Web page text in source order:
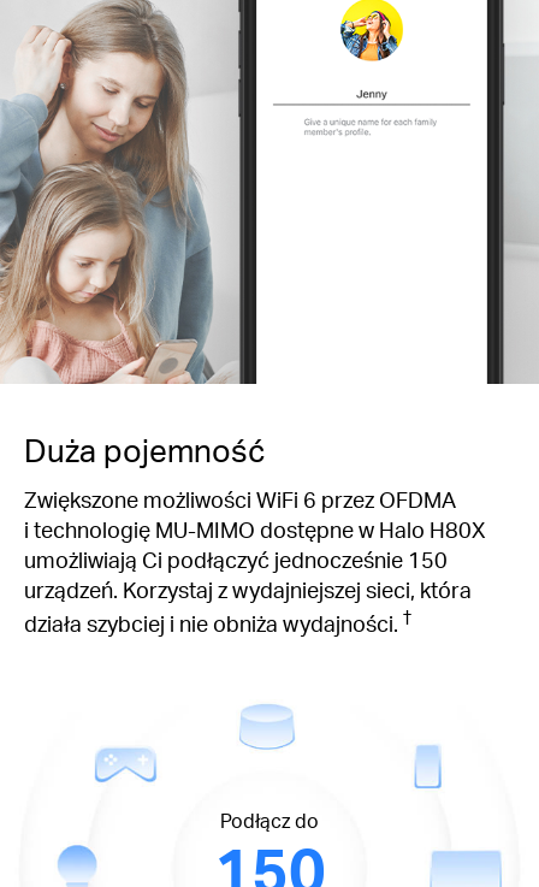
Duża pojemność
Zwiększone możliwości WiFi 6 przez OFDMA
i technologię MU-MIMO dostępne w Halo H80X
umożliwiają Ci podłączyć jednocześnie 150
urządzeń. Korzystaj z wydajniejszej sieci, która
działa szybciej i nie obniża wydajności. †
Podłącz do
150